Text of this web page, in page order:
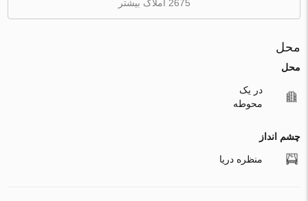
2675 املاک بیشتر
محل
محل
در یک
محوطه
چشم انداز
منظره دریا